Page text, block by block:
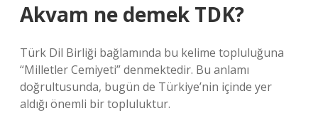
Akvam ne demek TDK?
Türk Dil Birliği bağlamında bu kelime topluluğuna
“Milletler Cemiyeti” denmektedir. Bu anlamı
doğrultusunda, bugün de Türkiye’nin içinde yer
aldığı önemli bir topluluktur.